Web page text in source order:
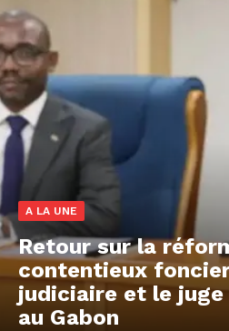
A LA UNE
Retour sur la
contentieux
judiciaire et le
au Gabon